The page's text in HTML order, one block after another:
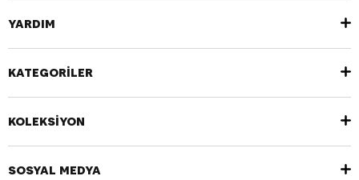
YARDIM
KATEGORİLER
KOLEKSİYON
SOSYAL MEDYA